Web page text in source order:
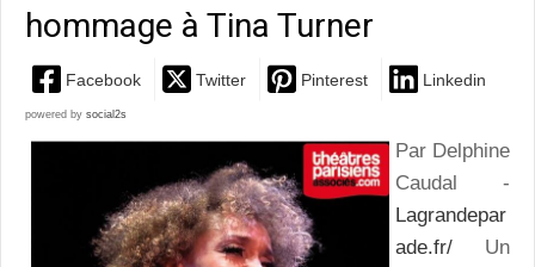
hommage à Tina Turner
Facebook Twitter Pinterest Linkedin
powered by social2s
Par Delphine
Caudal -
Lagrandepar
ade.fr/ Un